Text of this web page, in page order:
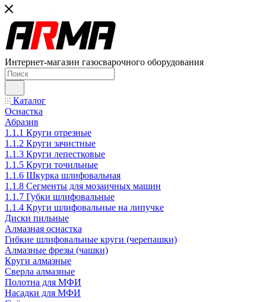
Интернет-магазин газосварочного оборудования
Каталог
Оснастка
Абразив
1.1.1 Круги отрезные
1.1.2 Круги зачистные
1.1.3 Круги лепестковые
1.1.5 Круги точильные
1.1.6 Шкурка шлифовальная
1.1.8 Сегменты для мозаичных машин
1.1.7 Губки шлифовальные
1.1.4 Круги шлифовальные на липучке
Диски пильные
Алмазная оснастка
Гибкие шлифовальные круги (черепашки)
Алмазные фрезы (чашки)
Круги алмазные
Сверла алмазные
Полотна для МФИ
Насадки для МФИ